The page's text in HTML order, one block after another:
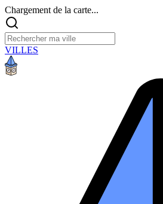
Chargement de la carte...
VILLES